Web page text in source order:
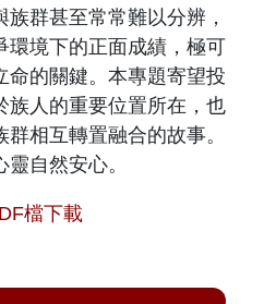
群甚至常常難以分辨，
環境下的正面成績，極可
命的關鍵。本專題寄望投
族人的重要位置所在，也
相互轉置融合的故事。
自然安心。
檔下載